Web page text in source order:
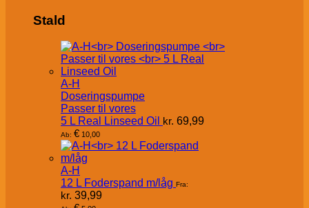
Stald
A-H
Doseringspumpe
Passer til vores
5 L Real Linseed Oil kr. 69,99
Ab: € 10,00
A-H
12 L Foderspand m/låg Fra:
kr. 39,99